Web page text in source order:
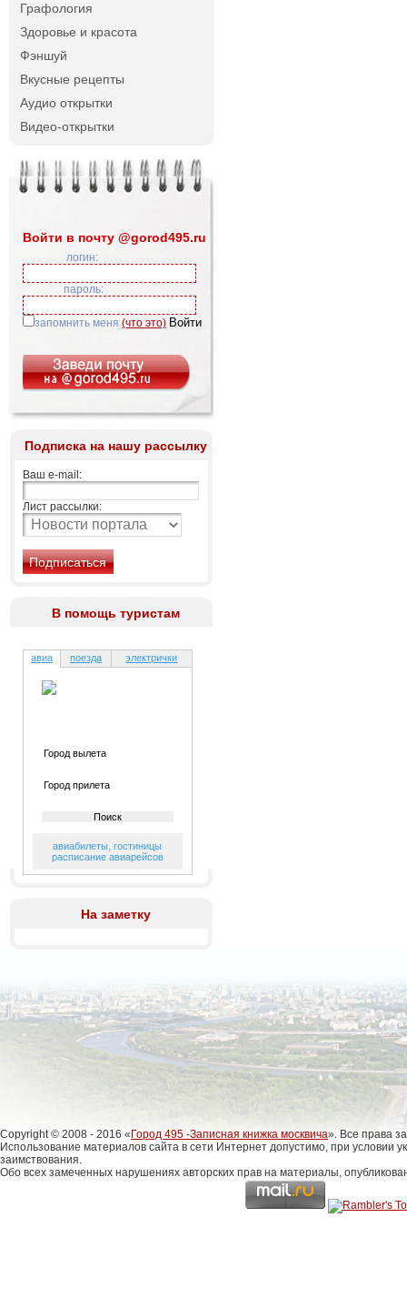
Графология
Здоровье и красота
Фэншуй
Вкусные рецепты
Аудио открытки
Видео-открытки
Войти в почту @gorod495.ru
логин:
пароль:
запомнить меня (что это)
Подписка на нашу рассылку
Ваш e-mail:
Лист рассылки:
В помощь туристам
авиа поезда электрички
авиабилеты ,гостиницы
расписание авиарейсов
На заметку
Copyright © 2008 - 2016 « Город 495 -Записная книжка москвича». Все права
Использование материалов сайта в сети Интернет допустимо, при условии
заимствования.
Обо всех замеченных нарушениях авторских прав на материалы,